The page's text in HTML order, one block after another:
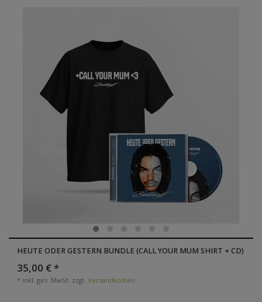
HEUTE ODER GESTERN BUNDLE (CALL YOUR MUM SHIRT + CD)
35,00 € *
* inkl. ges. MwSt. zzgl. Versandkosten